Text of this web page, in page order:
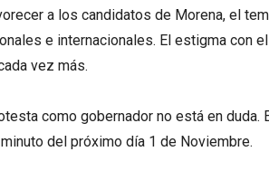
a los candidatos de Morena, el
e internacionales. El estigma con el
vez más.
como gobernador no está en duda.
del próximo día 1 de Noviembre.